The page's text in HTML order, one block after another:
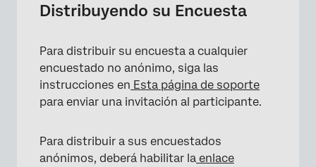
Distribuyendo su Encuesta
Para distribuir su encuesta a cualquier
encuestado no anónimo, siga las
instrucciones en Esta página de soporte
para enviar una invitación al participante.
Para distribuir a sus encuestados
anónimos, deberá habilitar la enlace